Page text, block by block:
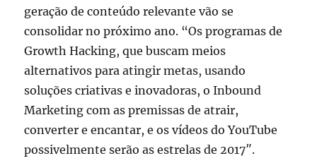
geração de conteúdo relevante vão se
consolidar no próximo ano. “Os programas de
Growth Hacking, que buscam meios
alternativos para atingir metas, usando
soluções criativas e inovadoras, o Inbound
Marketing com as premissas de atrair,
converter e encantar, e os vídeos do YouTube
possivelmente serão as estrelas de 2017″.